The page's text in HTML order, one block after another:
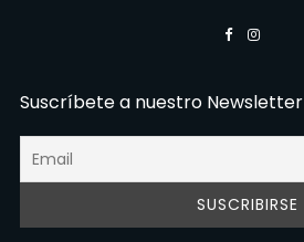
Suscríbete a nuestro Newsletter